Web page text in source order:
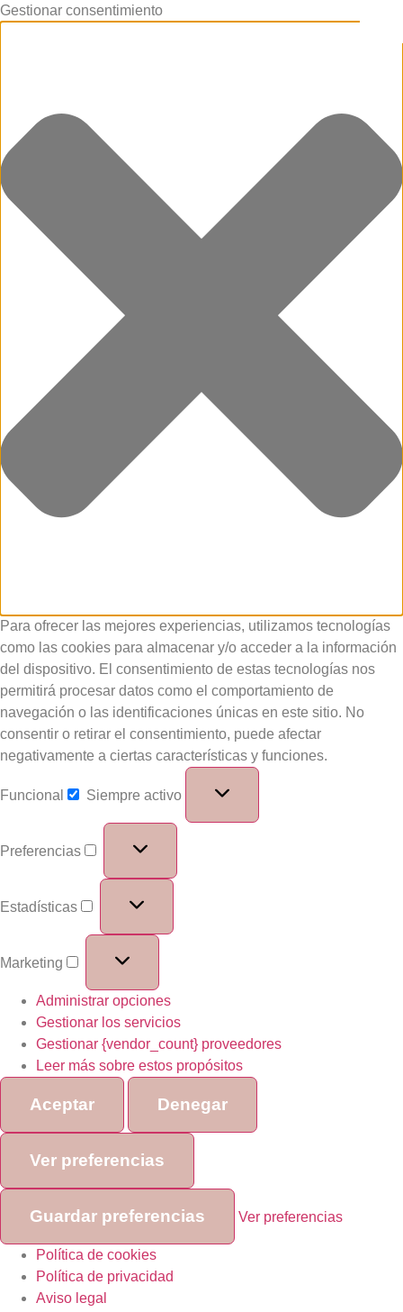
Gestionar consentimiento
Para ofrecer las mejores experiencias, utilizamos tecnologías
como las cookies para almacenar y/o acceder a la información
del dispositivo. El consentimiento de estas tecnologías nos
permitirá procesar datos como el comportamiento de
navegación o las identificaciones únicas en este sitio. No
consentir o retirar el consentimiento, puede afectar
negativamente a ciertas características y funciones.
Funcional Siempre activo
Preferencias
Estadísticas
Marketing
Administrar opciones
Gestionar los servicios
Gestionar {vendor_count} proveedores
Leer más sobre estos propósitos
Aceptar Denegar
Ver preferencias
Guardar preferencias Ver preferencias
Política de cookies
Política de privacidad
Aviso legal